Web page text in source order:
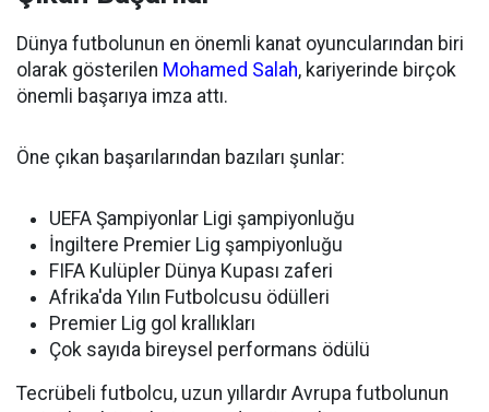
Dünya futbolunun en önemli kanat oyuncularından biri
olarak gösterilen Mohamed Salah, kariyerinde birçok
önemli başarıya imza attı.
Öne çıkan başarılarından bazıları şunlar:
UEFA Şampiyonlar Ligi şampiyonluğu
İngiltere Premier Lig şampiyonluğu
FIFA Kulüpler Dünya Kupası zaferi
Afrika'da Yılın Futbolcusu ödülleri
Premier Lig gol krallıkları
Çok sayıda bireysel performans ödülü
Tecrübeli futbolcu, uzun yıllardır Avrupa futbolunun